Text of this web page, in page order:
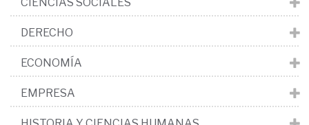
DERECHO
ECONOMÍA
EMPRESA